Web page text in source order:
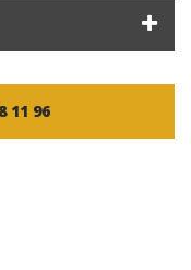
11 96